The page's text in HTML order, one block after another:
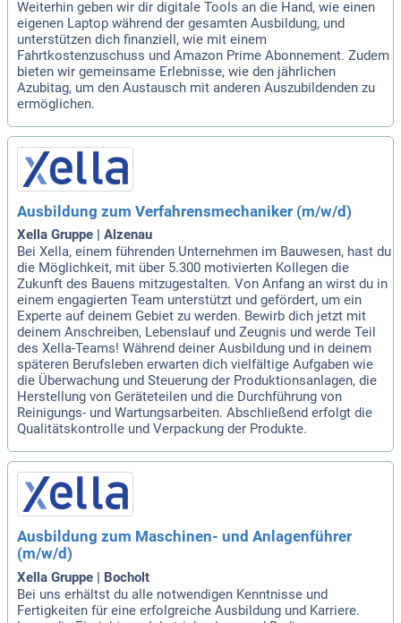
Weiterhin geben wir dir digitale Tools an die Hand, wie einen
eigenen Laptop während der gesamten Ausbildung, und
unterstützen dich finanziell, wie mit einem
Fahrtkostenzuschuss und Amazon Prime Abonnement. Zudem
bieten wir gemeinsame Erlebnisse, wie den jährlichen
Azubitag, um den Austausch mit anderen Auszubildenden zu
ermöglichen.
Ausbildung zum Verfahrensmechaniker (m/w/d)
Xella Gruppe | Alzenau
Bei Xella, einem führenden Unternehmen im Bauwesen, hast du
die Möglichkeit, mit über 5.300 motivierten Kollegen die
Zukunft des Bauens mitzugestalten. Von Anfang an wirst du in
einem engagierten Team unterstützt und gefördert, um ein
Experte auf deinem Gebiet zu werden. Bewirb dich jetzt mit
deinem Anschreiben, Lebenslauf und Zeugnis und werde Teil
des Xella-Teams! Während deiner Ausbildung und in deinem
späteren Berufsleben erwarten dich vielfältige Aufgaben wie
die Überwachung und Steuerung der Produktionsanlagen, die
Herstellung von Geräteteilen und die Durchführung von
Reinigungs- und Wartungsarbeiten. Abschließend erfolgt die
Qualitätskontrolle und Verpackung der Produkte.
Ausbildung zum Maschinen- und Anlagenführer
(m/w/d)
Xella Gruppe | Bocholt
Bei uns erhältst du alle notwendigen Kenntnisse und
Fertigkeiten für eine erfolgreiche Ausbildung und Karriere.